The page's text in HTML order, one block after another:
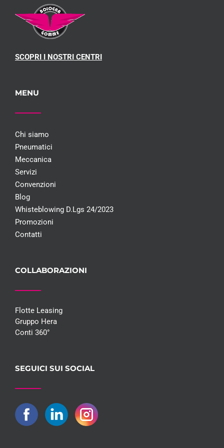
SCOPRI I NOSTRI CENTRI
MENU
Chi siamo
Pneumatici
Meccanica
Servizi
Convenzioni
Blog
Whisteblowing D.Lgs 24/2023
Promozioni
Contatti
COLLABORAZIONI
Flotte Leasing
Gruppo Hera
Conti 360°
SEGUICI SUI SOCIAL